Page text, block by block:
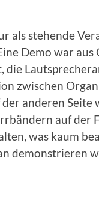
als stehende
Demo war aus
die
zwischen
anderen Seite
auf der
was kaum
demonstrieren